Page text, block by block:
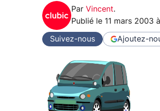
Par Vincent.
Publié le 11 mars 2003
Suivez-nous Ajoutez-